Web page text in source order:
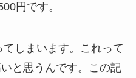
円です。
しまいます。これって
と思うんです。この記